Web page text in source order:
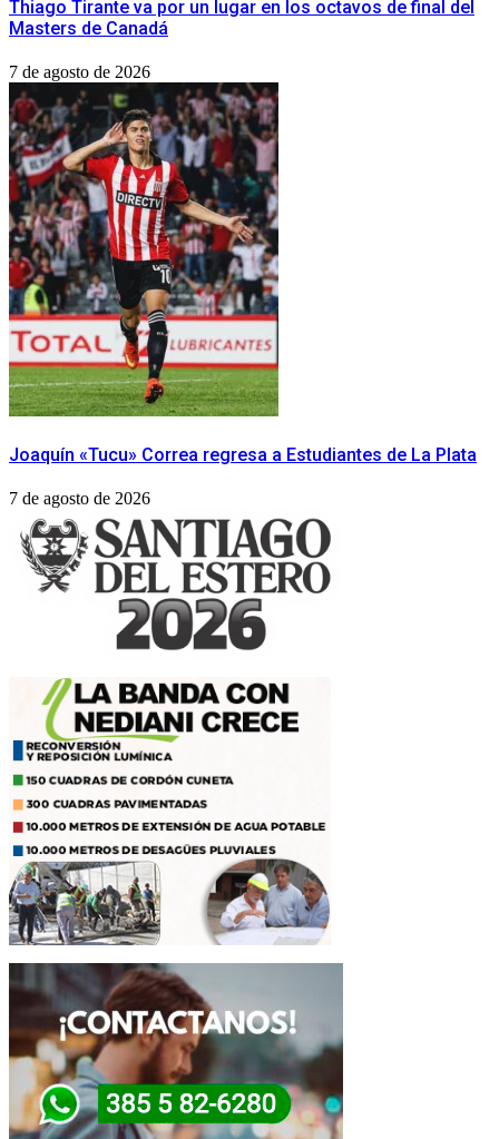
Thiago Tirante va por un lugar en los octavos de final del
Masters de Canadá
7 de agosto de 2026
Joaquín «Tucu» Correa regresa a Estudiantes de La Plata
7 de agosto de 2026